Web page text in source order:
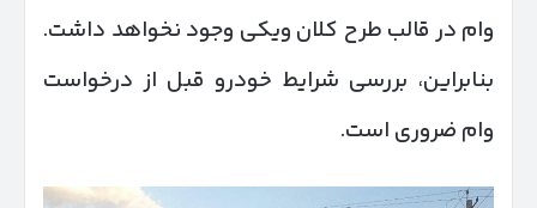
وام در قالب طرح کلان ویکی وجود نخواهد داشت.
بنابراین، بررسی شرایط خودرو قبل از درخواست
وام ضروری است.